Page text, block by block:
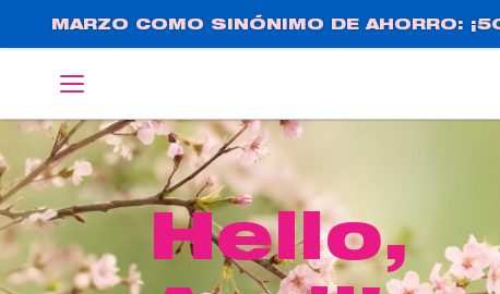
principal
MARZO COMO SINÓNIMO DE AHORRO:
English
Hello,